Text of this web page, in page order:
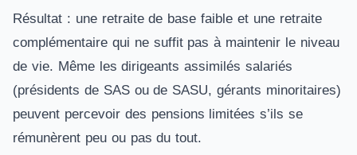
Résultat : une retraite de base faible et une retraite
complémentaire qui ne suffit pas à maintenir le niveau
de vie. Même les dirigeants assimilés salariés
(présidents de SAS ou de SASU, gérants minoritaires)
peuvent percevoir des pensions limitées s’ils se
rémunèrent peu ou pas du tout.